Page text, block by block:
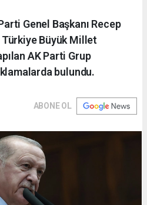
Genel Başkanı Recep
Büyük Millet
AK Parti Grup
bulundu.
ABONE OL